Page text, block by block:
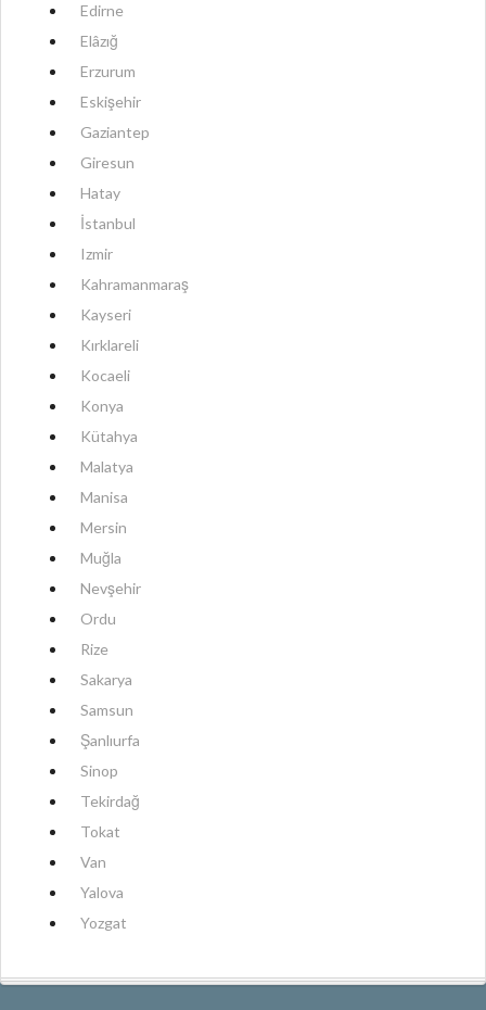
Edirne
Elâzığ
Erzurum
Eskişehir
Gaziantep
Giresun
Hatay
İstanbul
Izmir
Kahramanmaraş
Kayseri
Kırklareli
Kocaeli
Konya
Kütahya
Malatya
Manisa
Mersin
Muğla
Nevşehir
Ordu
Rize
Sakarya
Samsun
Şanlıurfa
Sinop
Tekirdağ
Tokat
Van
Yalova
Yozgat